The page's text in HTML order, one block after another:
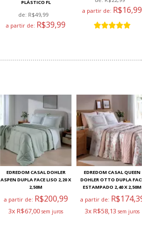
PLÁSTICO FL
de: R$49,99
a partir de: R$39,99
a partir de: R$16,99
EDREDOM CASAL DOHLER
ASPEN DUPLA FACE LISO 2,20 X
2,50M
a partir de: R$200,99
3x R$67,00
EDREDOM CASAL QUEEN
DOHLER OTTO DUPLA
ESTAMPADO 2,40 X 2,50M
a partir de:
3x R$58,13